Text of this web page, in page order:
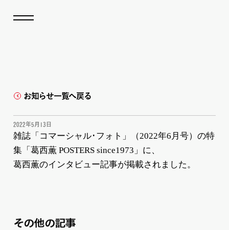
お知らせ一覧へ戻る
2022年5月13日
雑誌「コマーシャル･フォト」（2022年6月号）の特
集「葛西薫 POSTERS since1973」に、
葛西薫のインタビュー記事が掲載されました。
その他の記事